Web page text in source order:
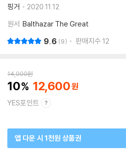
핑거
2020.11.12.
원서 Balthazar The Great
9.6 9 판매지수 12
14,000원
10 12,600
YES포인트
앱 다운 시 1천원 상품권